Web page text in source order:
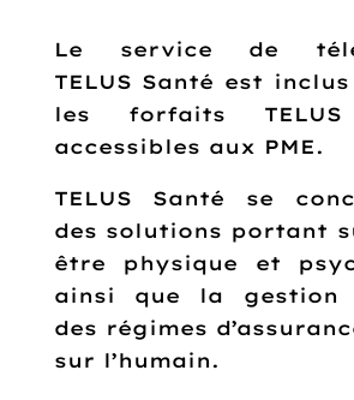
Le service de
TELUS Santé est
les forfaits
accessibles aux PME.
TELUS Santé se
des solutions portant
être physique et
ainsi que la gestion
des régimes
sur l’humain.